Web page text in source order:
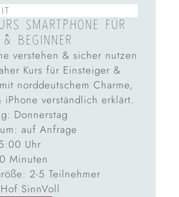
SMARTPHONE FÜR
& BEGINNER
verstehen & sicher nutzen
Kurs für Einsteiger &
norddeutschem Charme,
iPhone verständlich erklärt.
Donnerstag
auf Anfrage
Uhr
Minuten
2-5 Teilnehmer
SinnVoll